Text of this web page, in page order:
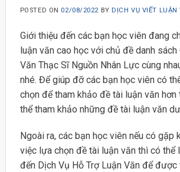
POSTED ON 02/08/2022 BY DỊCH VỤ VIẾT LUẬN
Giới thiệu đến các bạn học viên đang
luận văn cao học với chủ đề danh sách
Văn Thạc Sĩ Nguồn Nhân Lực cùng
nhé. Để giúp đỡ các bạn học viên có
chọn để tham khảo đề tài luận văn hơn
thể tham khảo những đề tài luận văn
Ngoài ra, các bạn học viên nếu có gặp
việc lựa chọn đề tài luận văn thì có thể
đến Dịch Vụ Hỗ Trợ Luận Văn để